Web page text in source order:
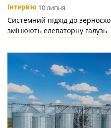
Інтерв'ю 10 липня
Системний підхід до
змінюють елеваторну галузь